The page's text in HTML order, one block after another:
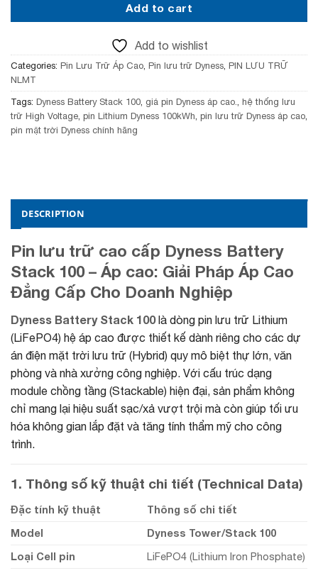
8
0
,
0
0
₫
.
0
0
,
0
0
₫
.
Add to cart
Add to wishlist
Categories: Pin Lưu Trữ Áp Cao Pin lưu trữ Dyness PIN LƯU TRỮ
NLMT
Tags: Dyness Battery Stack 100 giá pin Dyness áp cao.
hệ thống lưu
trữ High Voltage pin Lithium Dyness 100kWh pin lưu trữ Dyness áp cao
pin mặt trời Dyness chính hãng
DESCRIPTION
Pin lưu trữ cao cấp Dyness Battery
Stack 100 – Áp cao: Giải Pháp Áp Cao
Đẳng Cấp Cho Doanh Nghiệp
Dyness Battery Stack 100là dòng pin lưu trữ Lithium
(LiFePO4) hệ áp cao được thiết kế dành riêng cho các dự
án điện mặt trời lưu trữ (Hybrid) quy mô biệt thự lớn, văn
phòng và nhà xưởng công nghiệp. Với cấu trúc dạng
module chồng tầng (Stackable) hiện đại, sản phẩm không
chỉ mang lại hiệu suất sạc/xả vượt trội mà còn giúp tối ưu
hóa không gian lắp đặt và tăng tính thẩm mỹ cho công
trình.
1. Thông số kỹ thuật chi tiết (Technical Data)
Đặc tính kỹ thuật
Thông số chi tiết
Model
Dyness Tower/Stack 100
Loại Cell pin
LiFePO4 (Lithium Iron Phosphate)